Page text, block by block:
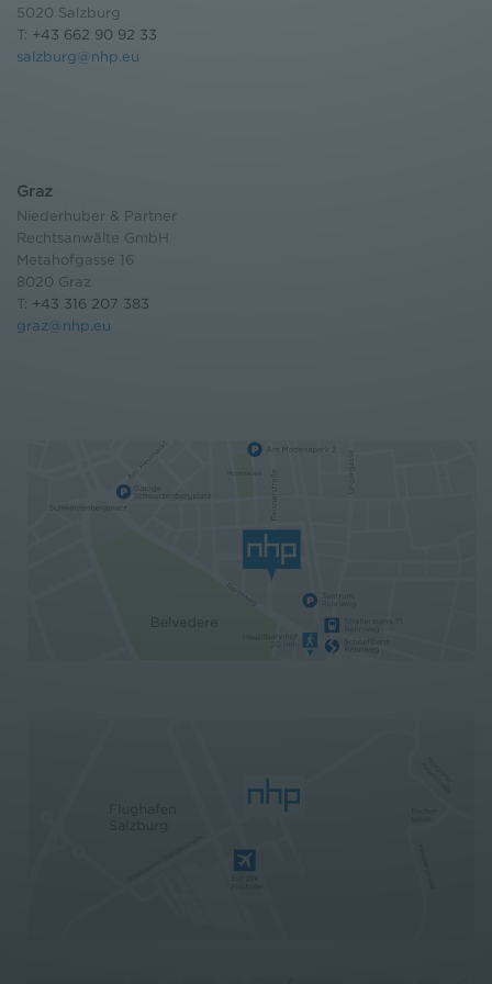
5020 Salzburg
T: +43 662 90 92 33
salzburg@nhp.eu
Graz
Niederhuber & Partner
Rechtsanwälte GmbH
Metahofgasse 16
8020 Graz
T: +43 316 207 383
graz@nhp.eu